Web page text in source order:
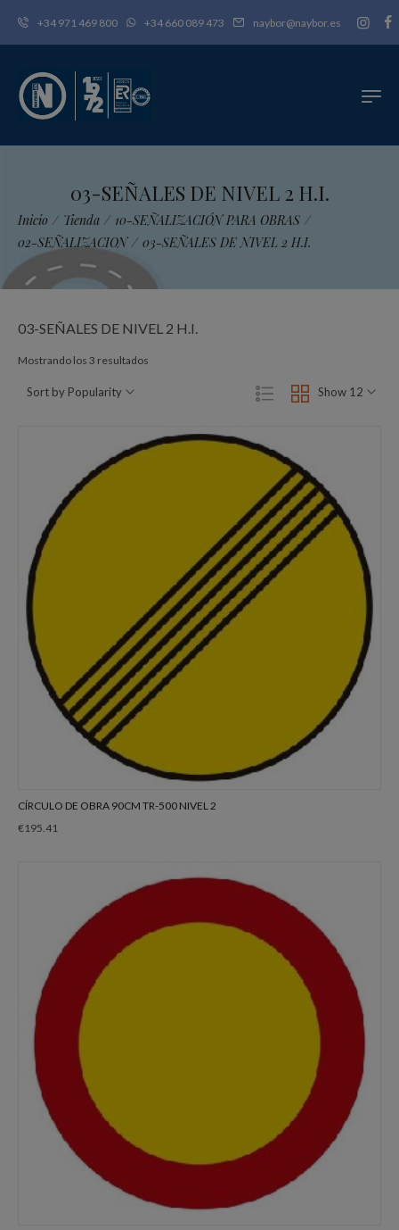
+34 971 469 800 +34 660 089 473 naybor@naybor.es
03-SEÑALES DE NIVEL 2 H.I.
Inicio / Tienda / 10-SEÑALIZACIÓN PARA OBRAS /
02-SEÑALIZACION / 03-SEÑALES DE NIVEL 2 H.I.
03-SEÑALES DE NIVEL 2 H.I.
Mostrando los 3 resultados
Show 12
Sort by Popularity
CÍRCULO DE OBRA 90CM TR-500 NIVEL 2
€195.41